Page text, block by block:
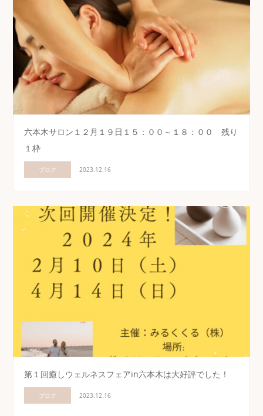
六本木サロン１２月１９日１５：００～１８：００ 残り
１枠
ブログ 2023.12.16
第１回癒しウェルネスフェアin六本木は大好評でした！
ブログ 2023.12.16